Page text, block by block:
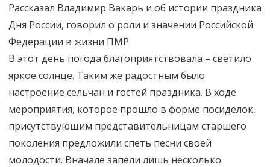
Рассказал Владимир Вакарь и об истории праздника
Дня России, говорил о роли и значении Российской
Федерации в жизни ПМР.
В этот день погода благоприятствовала – светило
яркое солнце. Таким же радостным было
настроение сельчан и гостей праздника. В ходе
мероприятия, которое прошло в форме посиделок,
присутствующим представительницам старшего
поколения предложили спеть песни своей
молодости. Вначале запели лишь несколько